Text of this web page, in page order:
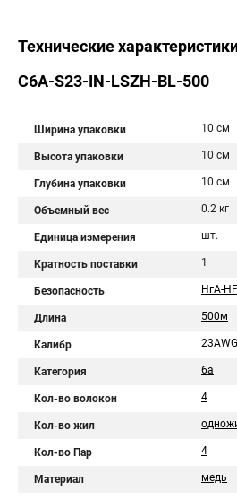
Технические
C6A-S23-IN-LSZH-BL-500
Ширина упаковки 10 см
Высота упаковки 10 см
Глубина упаковки 10 см
Объемный вес 0.2 кг
Единица измерения шт.
Кратность поставки 1
Безопасность НгА-HF
Длина 500м
Калибр 23AWG
Категория 6a
Кол-во волокон 4
Кол-во жил
Кол-во Пар 4
Материал медь